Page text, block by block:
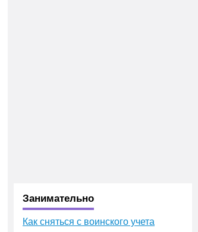
Занимательно
Как сняться с воинского учета